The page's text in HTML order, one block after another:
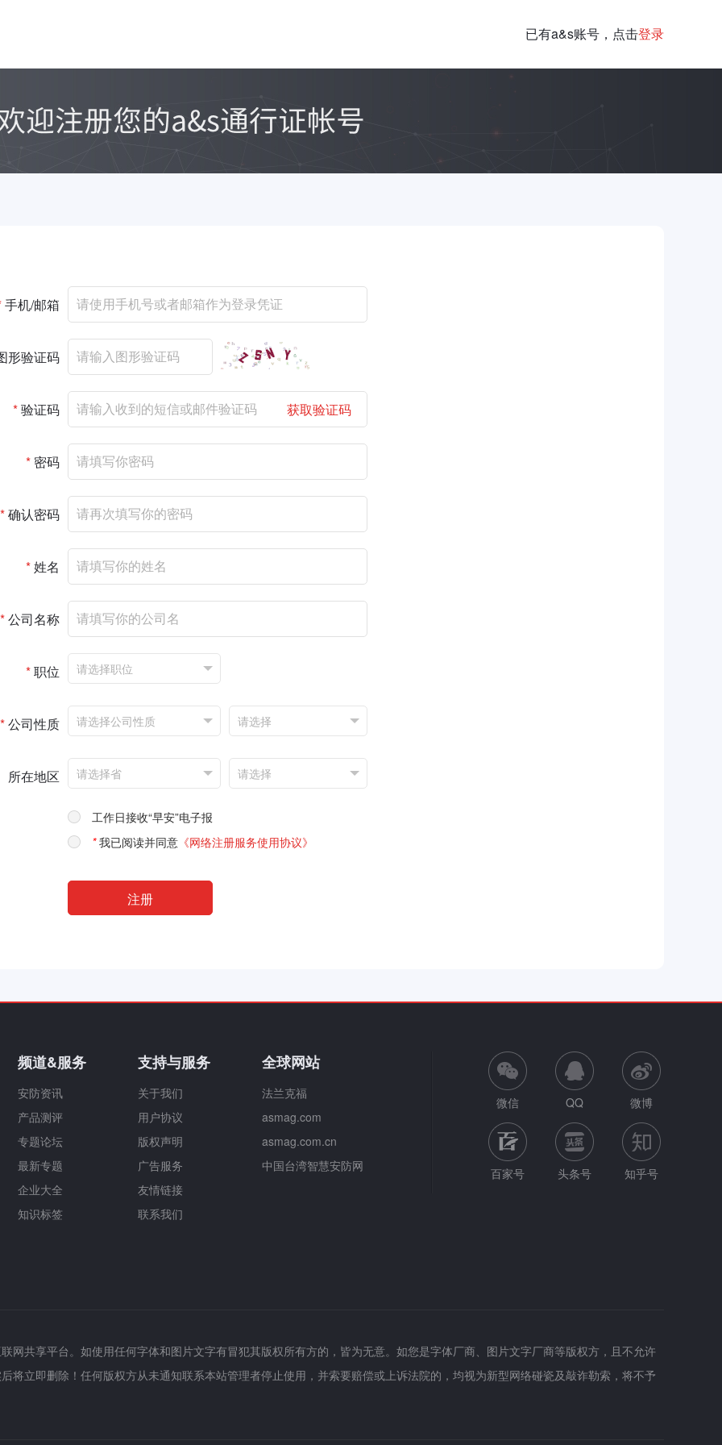
已有a&s账号，点击登录
手机/邮箱
形验证码
*验证码 获取验证码
* 密码
*确认密码
*姓名
*公司名称
*职位
*公司性质
所在地区
工作日接收“早安”电子报
*我已阅读并同意 《网络注册服务使用协议》
频道&服务
安防资讯
产品测评
专题论坛
最新专题
企业大全
知识标签
支持与服务
关于我们
用户协议
版权声明
广告服务
友情链接
联系我们
全球网站
法兰克福
asmag.com
asmag.com.cn
中国台湾智慧安防网
微信 QQ 微博
百家号 头条号 知乎号
网共享平台。如使用任何字体和图片文字有冒犯其版权所有方的，皆为无意。如您是字体厂商、图片文字厂商等版权方，且不允许
将立即删除！任何版权方从未通知联系本站管理者停止使用，并索要赔偿或上诉法院的，均视为新型网络碰瓷及敲诈勒索，将不予